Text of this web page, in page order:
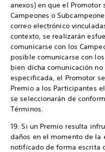
anexos) en que el Promotor
Campeones o
correo electrónico
contexto, se realizarán
comunicarse con los
posible comunicarse con
bien dicha comunicación
especificada, el Promotor
Premio a los Participantes
se seleccionarán de
Términos.
19. Si un Premio resulta
daños en el momento de la
notificado de forma escrita